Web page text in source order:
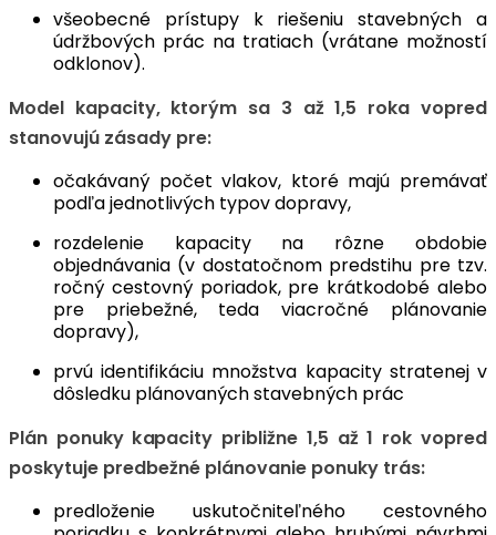
všeobecné prístupy k riešeniu stavebných a
údržbových prác na tratiach (vrátane možností
odklonov).
Model kapacity, ktorým sa 3 až 1,5 roka vopred
stanovujú zásady pre:
očakávaný počet vlakov, ktoré majú premávať
podľa jednotlivých typov dopravy,
rozdelenie kapacity na rôzne obdobie
objednávania (v dostatočnom predstihu pre tzv.
ročný cestovný poriadok, pre krátkodobé alebo
pre priebežné, teda viacročné plánovanie
dopravy),
prvú identifikáciu množstva kapacity stratenej v
dôsledku plánovaných stavebných prác
Plán ponuky kapacity približne 1,5 až 1 rok vopred
poskytuje predbežné plánovanie ponuky trás:
predloženie uskutočniteľného cestovného